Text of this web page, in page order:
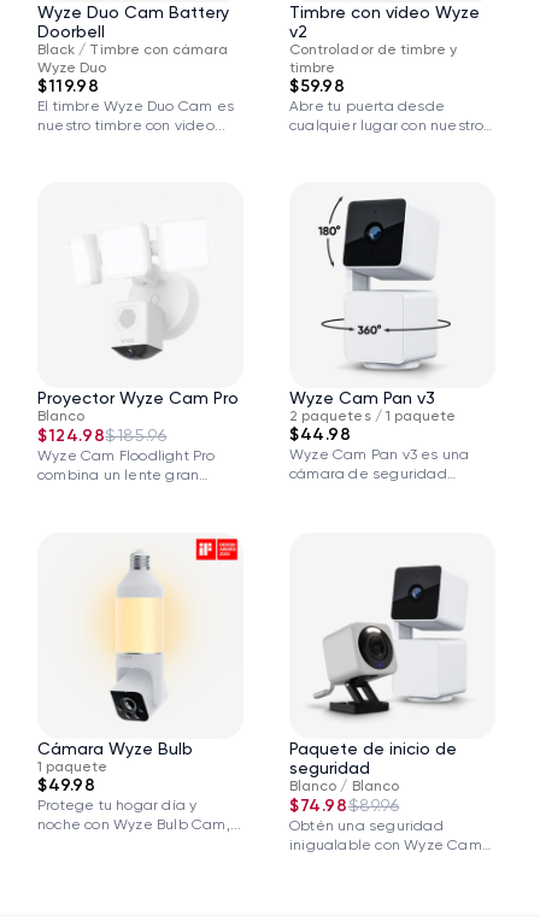
Wyze Duo Cam Battery
Doorbell
Black / Timbre con cámara
Wyze Duo
$119.98
El timbre Wyze Duo Cam es
nuestro timbre con video...
Timbre con vídeo Wyze
v2
Controlador de timbre y
timbre
$59.98
Abre tu puerta desde
cualquier lugar con nuestro
Proyector Wyze Cam Pro
Blanco
$124.98$185.96
Wyze Cam Floodlight Pro
combina un lente gran
Wyze Cam Pan v3
2 paquetes / 1 paquete
$44.98
Wyze Cam Pan v3 es una
cámara de seguridad
Cámara Wyze Bulb
1 paquete
$49.98
Protege tu hogar día y
noche con Wyze Bulb Cam,...
Paquete de inicio de
seguridad
Blanco / Blanco
$74.98$89.96
Obtén una seguridad
inigualable con Wyze Cam